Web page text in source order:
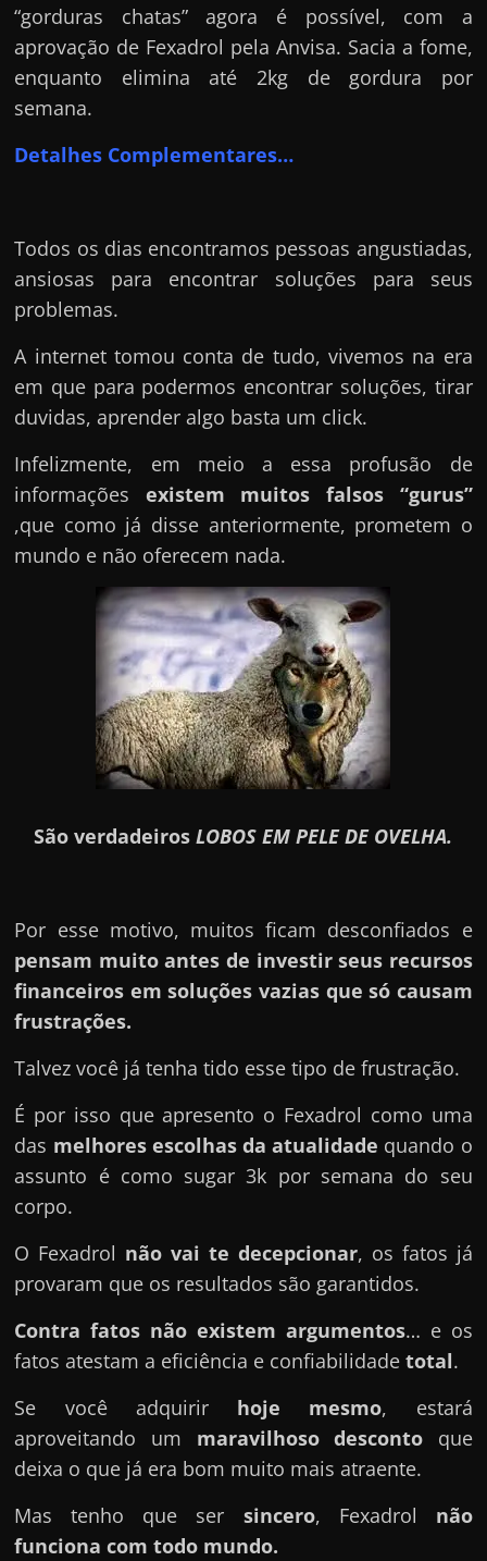
“gorduras chatas” agora é possível, com a
aprovação de Fexadrol pela Anvisa. Sacia a fome,
enquanto elimina até 2kg de gordura por
semana.
Detalhes Complementares…
Todos os dias encontramos pessoas angustiadas,
ansiosas para encontrar soluções para seus
problemas.
A internet tomou conta de tudo, vivemos na era
em que para podermos encontrar soluções, tirar
duvidas, aprender algo basta um click.
Infelizmente, em meio a essa profusão de
informações existem muitos falsos “gurus”
,que como já disse anteriormente, prometem o
mundo e não oferecem nada.
São verdadeirosLOBOS EM PELE DE OVELHA.
Por esse motivo, muitos ficam desconfiados e
pensam muito antes de investir seus recursos
financeiros em soluções vazias que só causam
frustrações.
Talvez você já tenha tido esse tipo de frustração.
É por isso que apresento o Fexadrol como uma
das melhores escolhas da atualidade quando o
assunto é como sugar 3k por semana do seu
corpo.
O Fexadrol não vai te decepcionar, os fatos já
provaram que os resultados são garantidos.
Contra fatos não existem argumentos… e os
fatos atestam a eficiência e confiabilidadetotal.
Se você adquirir hoje mesmo, estará
aproveitando um maravilhoso desconto que
deixa o que já era bom muito mais atraente.
Mas tenho que ser sincero, Fexadrol não
funciona com todo mundo.